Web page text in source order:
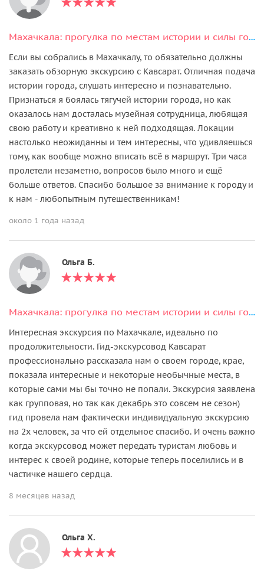
Махачкала: прогулка по местам истории и силы города
Если вы собрались в Махачкалу, то обязательно должны
заказать обзорную экскурсию с Кавсарат. Отличная подача
истории города, слушать интересно и познавательно.
Признаться я боялась тягучей истории города, но как
оказалось нам досталась музейная сотрудница, любящая
свою работу и креативно к ней подходящая. Локации
настолько неожиданны и тем интересны, что удивляешься
тому, как вообще можно вписать всё в маршрут. Три часа
пролетели незаметно, вопросов было много и ещё
больше ответов. Спасибо большое за внимание к городу и
к нам - любопытным путешественникам!
около 1 года назад
Ольга Б.
Махачкала: прогулка по местам истории и силы города
Интересная экскурсия по Махачкале, идеально по
продолжительности. Гид-экскурсовод Кавсарат
профессионально рассказала нам о своем городе, крае,
показала интересные и некоторые необычные места, в
которые сами мы бы точно не попали. Экскурсия заявлена
как групповая, но так как декабрь это совсем не сезон)
гид провела нам фактически индивидуальную экскурсию
на 2х человек, за что ей отдельное спасибо. И очень важно
когда экскурсовод может передать туристам любовь и
интерес к своей родине, которые теперь поселились и в
частичке нашего сердца.
8 месяцев назад
Ольга Х.